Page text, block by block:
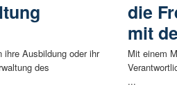
ihre Ausbildung oder ihr
des
die
mit
Mit einem
...